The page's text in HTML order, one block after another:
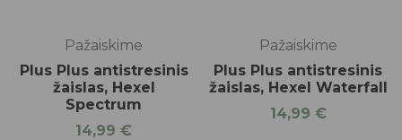
Pažaiskime
Plus Plus antistresinis
žaislas, Hexel
Spectrum
14,99€
Pažaiskime
Plus Plus antistresinis
žaislas, Hexel Waterfall
14,99 €